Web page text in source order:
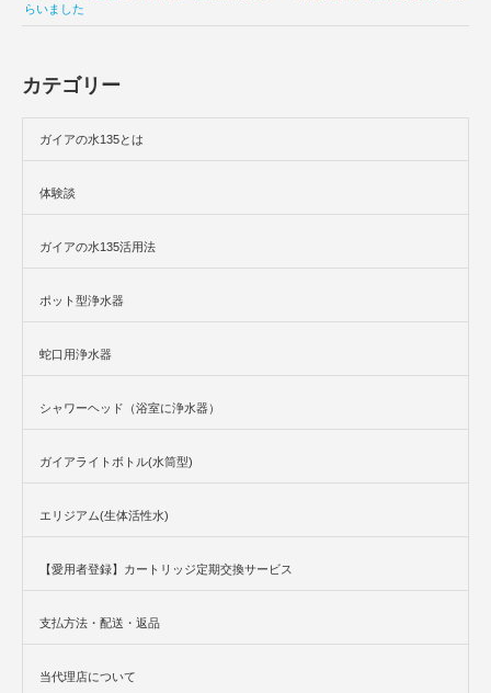
らいました
カテゴリー
ガイアの水135とは
体験談
ガイアの水135活用法
ポット型浄水器
蛇口用浄水器
シャワーヘッド（浴室に浄水器）
ガイアライトボトル(水筒型)
エリジアム(生体活性水)
【愛用者登録】カートリッジ定期交換サービス
支払方法・配送・返品
当代理店について